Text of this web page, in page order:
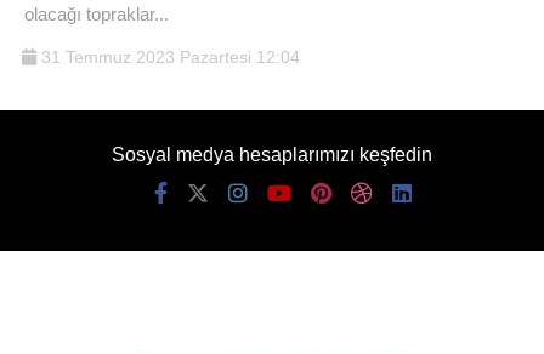
olacağı topraklar...
31 Temmuz 2023 Pazartesi 12:04
Sosyal medya hesaplarımızı keşfedin